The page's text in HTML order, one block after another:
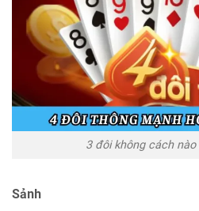
3 đôi không cách
Sảnh